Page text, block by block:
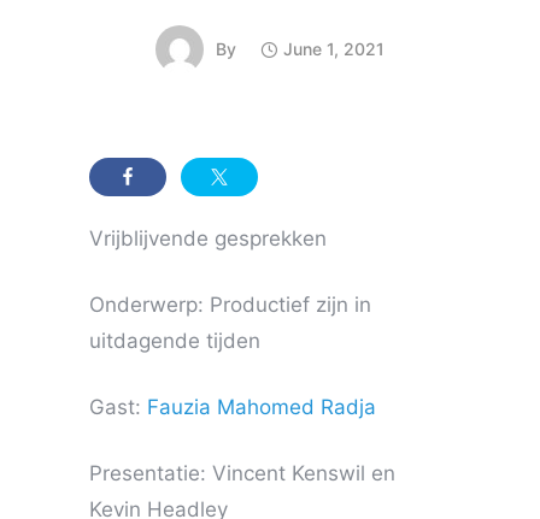
By June 1, 2021
Vrijblijvende gesprekken
Onderwerp: Productief zijn in
uitdagende tijden
Gast: Fauzia Mahomed Radja
Presentatie: Vincent Kenswil en
Kevin Headley